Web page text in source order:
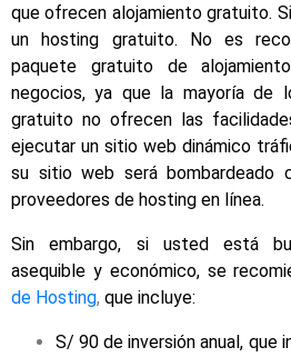
que ofrecen alojamiento gratuito.
un hosting gratuito. No es
paquete gratuito de
negocios, ya que la mayoría de
gratuito no ofrecen las
ejecutar un sitio web dinámico
su sitio web será bombardeado
proveedores de hosting en línea.
Sin embargo, si usted está
asequible y económico, se
de Hosting, que incluye:
S/ 90 de inversión anual, que